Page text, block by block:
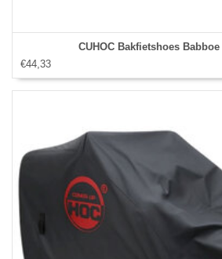
CUHOC Bakfietshoes
€44,33